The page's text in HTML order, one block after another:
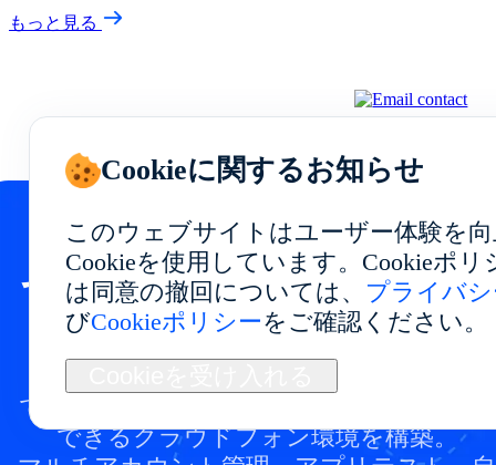
もっと見る
でクラウドフォンを始め
ましょう
で安定したパフォーマンスと柔軟な利用が
できるクラウドフォン環境を構築。
Cookieに関するお知らせ
このウェブサイトはユーザー体験を
Cookieを使用しています。Cookieポリ
は同意の撤回については、 プライバ
びCookieポリシーをご確認ください。